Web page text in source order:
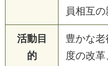
員相互
活動目
的
豊かな老
度の改